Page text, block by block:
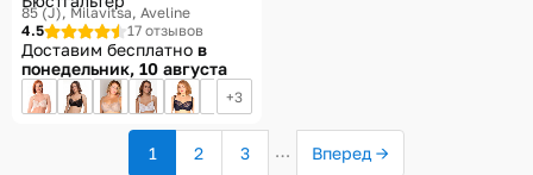
85 (J) Milavitsa, Aveline
4.5
17 отзывов
Доставим бесплатно в
понедельник, 10 августа
3
1(текущая
2 3 … Вперед →